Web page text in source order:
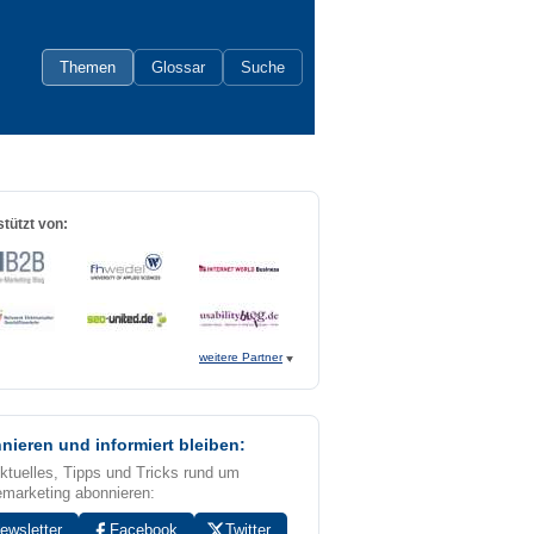
Themen Glossar Suche
von:
weitere Partner
und informiert bleiben:
Tipps und Tricks rund um
abonnieren:
Facebook
Twitter